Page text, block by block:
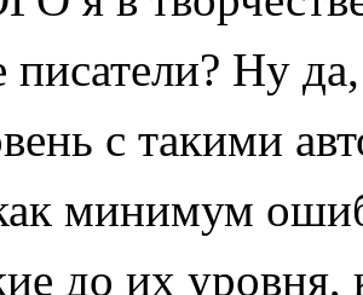
Ну
с такими
минимум
до их уровня,